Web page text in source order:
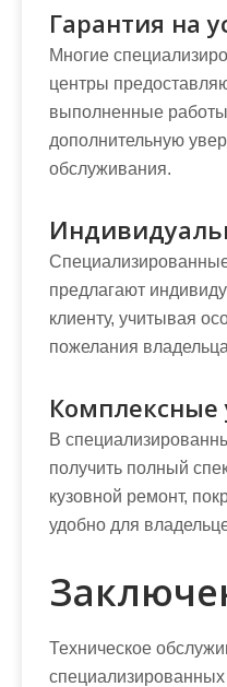
Гарантия на
Многие
центры
выполненные
дополнительную
обслуживания.
предлагают
клиенту, учитывая
пожелания
Комплексные
В
получить полный
кузовной ремонт,
удобно для
Техническое